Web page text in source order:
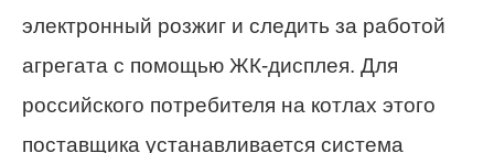
электронный розжиг и следить за работой
агрегата с помощью ЖК-дисплея. Для
российского потребителя на котлах этого
поставщика устанавливается система